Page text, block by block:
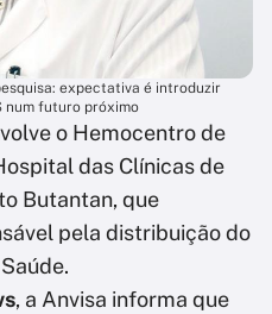
expectativa é introduzir
num futuro próximo
o Hemocentro de
das Clínicas de
Butantan, que
pela distribuição do
, a Anvisa informa que